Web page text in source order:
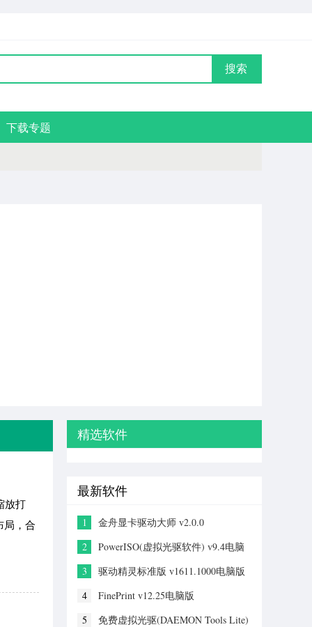
搜索
下载专题
放打
局，合
精选软件
最新软件
1
金舟显卡驱动大师 v2.0.0
2
PowerISO(虚拟光驱软件) v9.4电脑
3
驱动精灵标准版 v1611.1000电脑版
4
FinePrint v12.25电脑版
5
免费虚拟光驱(DAEMON Tools Lite)